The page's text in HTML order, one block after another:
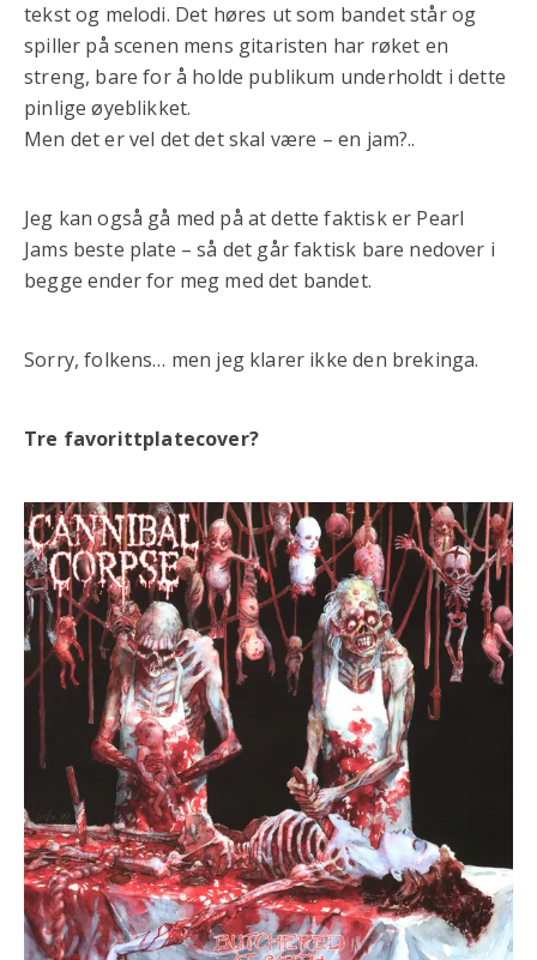
tekst og melodi. Det høres ut som bandet står og
spiller på scenen mens gitaristen har røket en
streng, bare for å holde publikum underholdt i dette
pinlige øyeblikket.
Men det er vel det det skal være – en jam?..
Jeg kan også gå med på at dette faktisk er Pearl
Jams beste plate – så det går faktisk bare nedover i
begge ender for meg med det bandet.
Sorry, folkens… men jeg klarer ikke den brekinga.
Tre favorittplatecover?